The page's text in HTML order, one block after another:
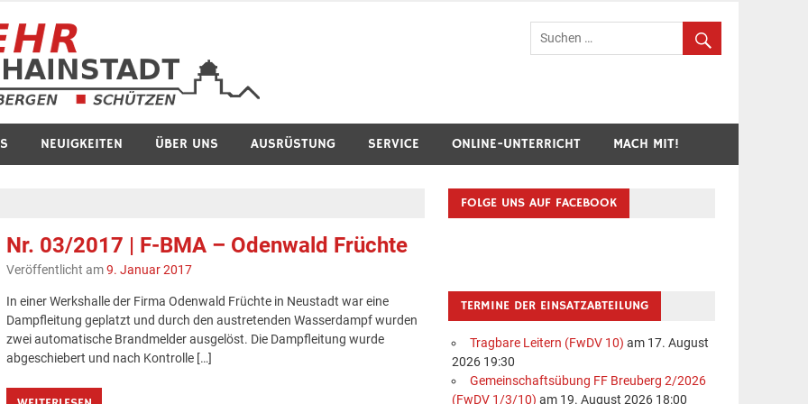
Feuerwehr Breuberg-Hainstadt
NEUIGKEITEN ÜBER UNS AUSRÜSTUNG SERVICE ONLINE-UNTERRICHT MACH MIT!
Nr. 03/2017 | F-BMA – Odenwald Früchte
Veröffentlicht am9. Januar 2017
In einer Werkshalle der Firma Odenwald Früchte in Neustadt war eine
Dampfleitung geplatzt und durch den austretenden Wasserdampf wurden
zwei automatische Brandmelder ausgelöst. Die Dampfleitung wurde
abgeschiebert und nach Kontrolle […]
FOLGE UNS AUF FACEBOOK
TERMINE DER EINSATZABTEILUNG
Tragbare Leitern (FwDV 10) am 17. August
2026 19:30
Gemeinschaftsübung FF Breuberg 2/2026
(FwDV 1/3/10) am 19. August 2026 18:00